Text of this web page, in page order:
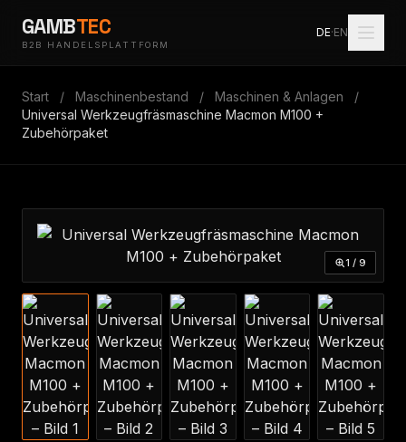
GAMBTEC
B2B HANDELSPLATTFORM
DE·EN
Start / Maschinenbestand / Maschinen & Anlagen
/
Universal Werkzeugfräsmaschine Macmon M100 +
Zubehörpaket
1 / 9